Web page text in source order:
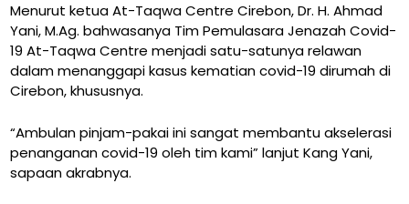
Menurut ketua At-Taqwa Centre Cirebon, Dr. H. Ahmad
Yani, M.Ag. bahwasanya Tim Pemulasara Jenazah Covid-
19 At-Taqwa Centre menjadi satu-satunya relawan
dalam menanggapi kasus kematian covid-19 dirumah di
Cirebon, khususnya.
“Ambulan pinjam-pakai ini sangat membantu akselerasi
penanganan covid-19 oleh tim kami” lanjut Kang Yani,
sapaan akrabnya.